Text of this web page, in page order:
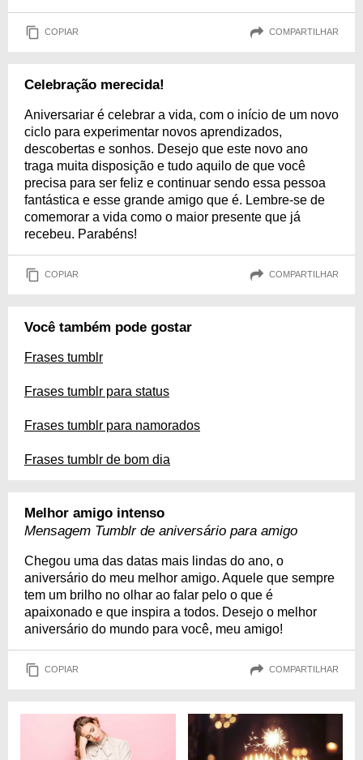
COPIAR COMPARTILHAR
Celebração merecida!
Aniversariar é celebrar a vida, com o início de um novo
ciclo para experimentar novos aprendizados,
descobertas e sonhos. Desejo que este novo ano
traga muita disposição e tudo aquilo de que você
precisa para ser feliz e continuar sendo essa pessoa
fantástica e esse grande amigo que é. Lembre-se de
comemorar a vida como o maior presente que já
recebeu. Parabéns!
COPIAR COMPARTILHAR
Você também pode gostar
Frases tumblr
Frases tumblr para status
Frases tumblr para namorados
Frases tumblr de bom dia
Melhor amigo intenso
Mensagem Tumblr de aniversário para amigo
Chegou uma das datas mais lindas do ano, o
aniversário do meu melhor amigo. Aquele que sempre
tem um brilho no olhar ao falar pelo o que é
apaixonado e que inspira a todos. Desejo o melhor
aniversário do mundo para você, meu amigo!
COPIAR COMPARTILHAR